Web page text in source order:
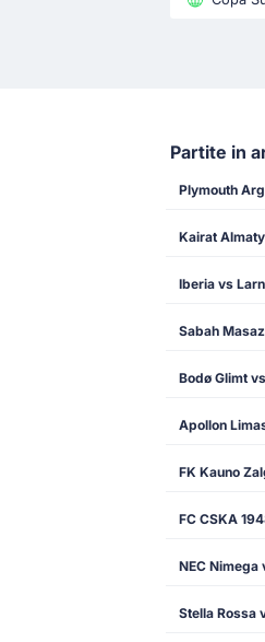
Partite in
Plymouth
Kairat
Iberia vs
Sabah
Bodø Glimt
Apollon
FK Kauno
FC CSKA
NEC Nimega
Stella Rossa